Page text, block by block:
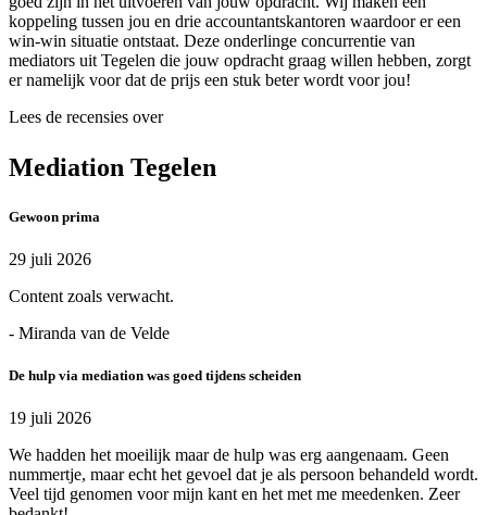
koppeling tussen jou en drie accountantskantoren waardoor er een
win-win situatie ontstaat. Deze onderlinge concurrentie van
mediators uit Tegelen die jouw opdracht graag willen hebben, zorgt
er namelijk voor dat de prijs een stuk beter wordt voor jou!
Lees de recensies over
Mediation Tegelen
Gewoon prima
29 juli 2026
Content zoals verwacht.
- Miranda van de Velde
De hulp via mediation was goed tijdens scheiden
19 juli 2026
We hadden het moeilijk maar de hulp was erg aangenaam. Geen
nummertje, maar echt het gevoel dat je als persoon behandeld wordt.
Veel tijd genomen voor mijn kant en het met me meedenken. Zeer